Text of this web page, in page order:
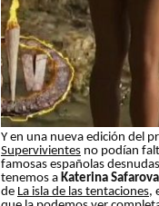
Y en una nueva edición del
Supervivientes no podían
famosas españolas
tenemos a Katerina Safarova
de La isla de las tentaciones,